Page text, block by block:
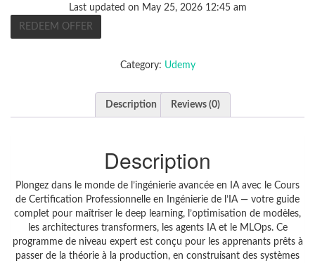
WAS:
Last updated on May 25, 2026 12:45 am
REDEEM OFFER
Category: Udemy
Description Reviews (0)
Description
Plongez dans le monde de l’ingénierie avancée en IA avec le Cours
de Certification Professionnelle en Ingénierie de l’IA — votre guide
complet pour maîtriser le deep learning, l’optimisation de modèles,
les architectures transformers, les agents IA et le MLOps. Ce
programme de niveau expert est conçu pour les apprenants prêts à
passer de la théorie à la production, en construisant des systèmes